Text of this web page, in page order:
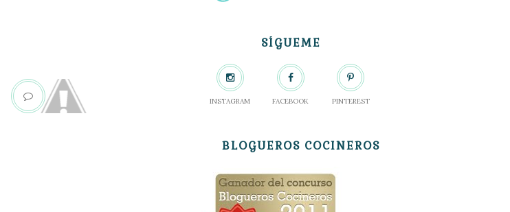
SÍGUEME
INSTAGRAM FACEBOOK PINTEREST
BLOGUEROS COCINEROS